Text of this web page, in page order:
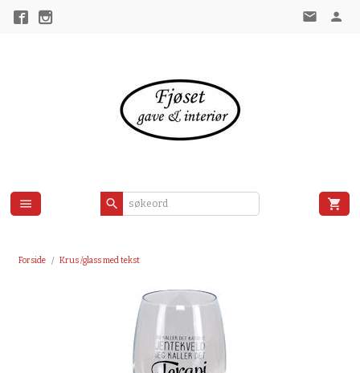
Forside Krus /glass med tekst